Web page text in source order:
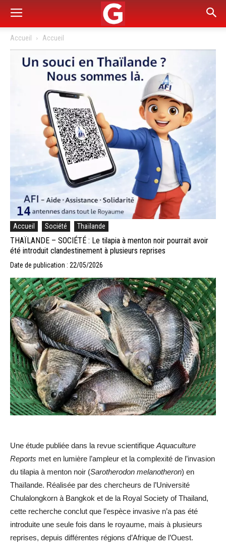
Accueil Accueil
Accueil Société Thaïlande
THAÏLANDE – SOCIÉTÉ : Le tilapia à menton noir pourrait avoir
été introduit clandestinement à plusieurs reprises
Date de publication : 22/05/2026
Une étude publiée dans la revue scientifique Aquaculture
Reports met en lumière l’ampleur et la complexité de l’invasion
du tilapia à menton noir (Sarotherodon melanotheron) en
Thaïlande. Réalisée par des chercheurs de l’Université
Chulalongkorn à Bangkok et de la Royal Society of Thailand,
cette recherche conclut que l’espèce invasive n’a pas été
introduite une seule fois dans le royaume, mais à plusieurs
reprises, depuis différentes régions d’Afrique de l’Ouest.